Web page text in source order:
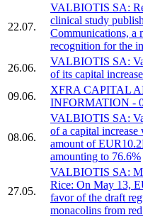
22.07.
VALBIOTIS SA:
clinical study
Communications, a
recognition for the
26.06.
VALBIOTIS SA:
of its capital
09.06.
XFRA CAPITAL
INFORMATION -
08.06.
VALBIOTIS SA:
of a capital
amount of
amounting to 76.6%
27.05.
VALBIOTIS SA:
Rice: On May 13,
favor of the draft
monacolins from